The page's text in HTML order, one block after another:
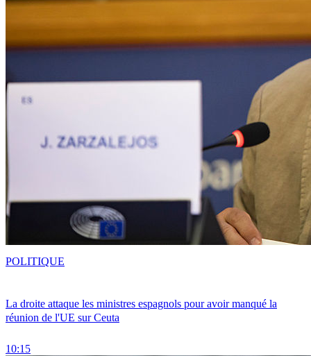
La droite attaque les ministres espagnols pour avoir manqué la
réunion de l'UE sur Ceuta
10:15
POLITIQUE